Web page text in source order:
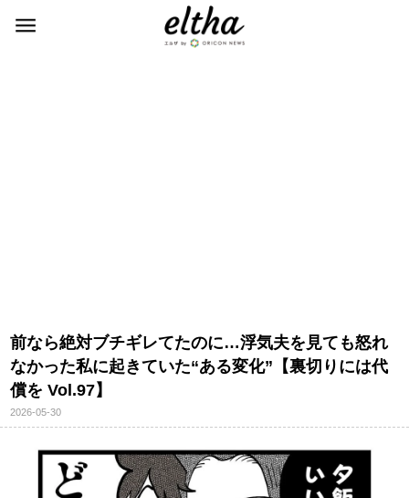
前なら絶対ブチギレてたのに…浮気夫を見ても怒れ
なかった私に起きていた“ある変化”【裏切りには代
償を Vol.97】
2026-05-30